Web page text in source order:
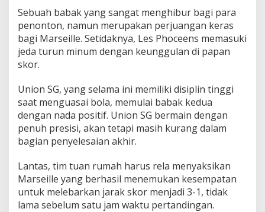
Sebuah babak yang sangat menghibur bagi para
penonton, namun merupakan perjuangan keras
bagi Marseille. Setidaknya, Les Phoceens memasuki
jeda turun minum dengan keunggulan di papan
skor.
Union SG, yang selama ini memiliki disiplin tinggi
saat menguasai bola, memulai babak kedua
dengan nada positif. Union SG bermain dengan
penuh presisi, akan tetapi masih kurang dalam
bagian penyelesaian akhir.
Lantas, tim tuan rumah harus rela menyaksikan
Marseille yang berhasil menemukan kesempatan
untuk melebarkan jarak skor menjadi 3-1, tidak
lama sebelum satu jam waktu pertandingan.